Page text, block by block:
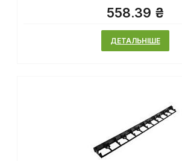
558.39 ₴
ДЕТАЛЬНІШЕ